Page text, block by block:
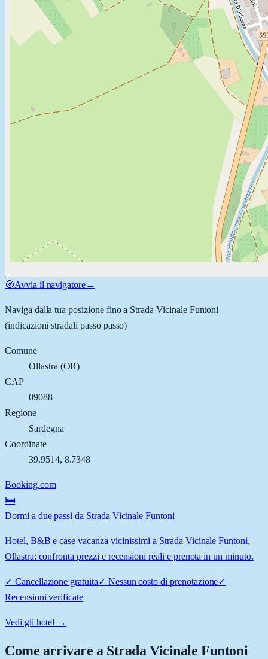
🧭Avvia il navigatore→
Naviga dalla tua posizione fino a Strada Vicinale Funtoni
(indicazioni stradali passo passo)
Comune
Ollastra (OR)
CAP
09088
Regione
Sardegna
Coordinate
39.9514, 8.7348
Booking.com
🛏️
Dormi a due passi da Strada Vicinale Funtoni
Hotel, B&B e case vacanza vicinissimi a Strada Vicinale Funtoni,
Ollastra: confronta prezzi e recensioni reali e prenota in un minuto.
✓ Cancellazione gratuita✓ Nessun costo di prenotazione✓
Recensioni verificate
Vedi gli hotel →
Come arrivare a Strada Vicinale Funtoni